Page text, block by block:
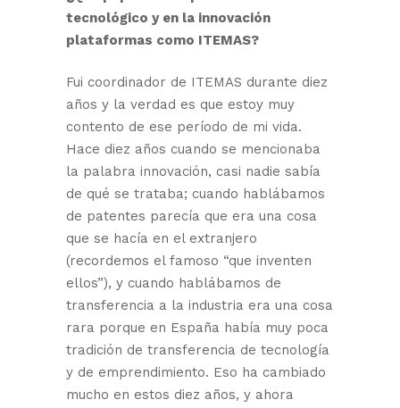
tecnológico y en la innovación
plataformas como ITEMAS?
Fui coordinador de ITEMAS durante diez
años y la verdad es que estoy muy
contento de ese período de mi vida.
Hace diez años cuando se mencionaba
la palabra innovación, casi nadie sabía
de qué se trataba; cuando hablábamos
de patentes parecía que era una cosa
que se hacía en el extranjero
(recordemos el famoso “que inventen
ellos”), y cuando hablábamos de
transferencia a la industria era una cosa
rara porque en España había muy poca
tradición de transferencia de tecnología
y de emprendimiento. Eso ha cambiado
mucho en estos diez años, y ahora